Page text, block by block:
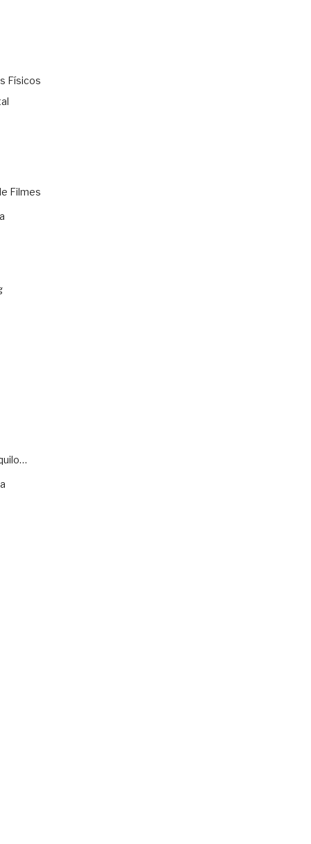
Físicos
Filmes